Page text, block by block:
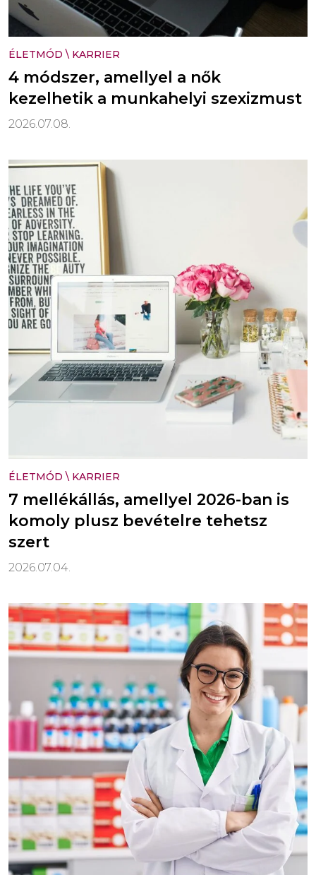
ÉLETMÓD \ KARRIER
4 módszer, amellyel a nők
kezelhetik a munkahelyi szexizmust
2026.07.08.
ÉLETMÓD \ KARRIER
7 mellékállás, amellyel 2026-ban is
komoly plusz bevételre tehetsz
szert
2026.07.04.